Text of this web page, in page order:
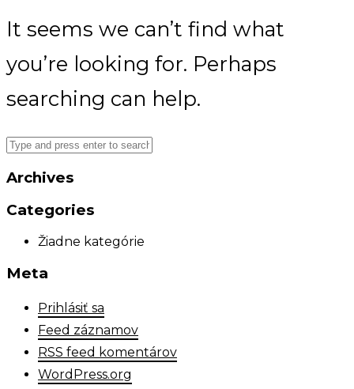
It seems we can’t find what
you’re looking for. Perhaps
searching can help.
Archives
Categories
Žiadne kategórie
Meta
Prihlásiť sa
Feed záznamov
RSS feed komentárov
WordPress.org